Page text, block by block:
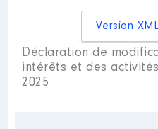
Version XML
Déclaration de
intérêts et des
2025